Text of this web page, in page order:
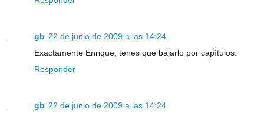
gb 22 de junio de 2009 a las 14:24
Exactamente Enrique, tenes que bajarlo por capítulos.
Responder
gb 22 de junio de 2009 a las 14:24